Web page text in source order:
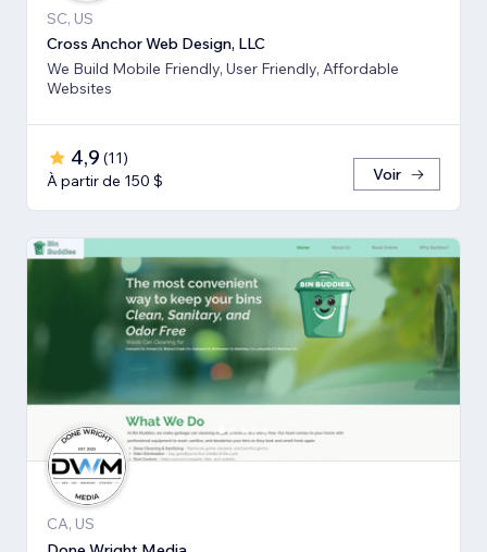
SC, US
Cross Anchor Web Design, LLC
We Build Mobile Friendly, User Friendly, Affordable
Websites
4,9 (11)
À partir de 150 $
Voir
CA, US